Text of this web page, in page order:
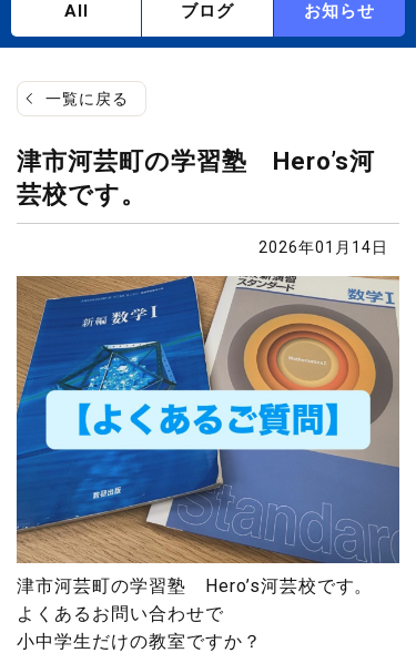
All ブログ お知らせ
一覧に戻る
津市河芸町の学習塾 Hero’s河
芸校です。
2026年01月14日
津市河芸町の学習塾 Hero’s河芸校です。
よくあるお問い合わせで
小中学生だけの教室ですか？